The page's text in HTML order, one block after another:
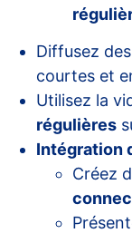
Diffusez des
courtes et
Utilisez la
régulières
Intégration
Créez